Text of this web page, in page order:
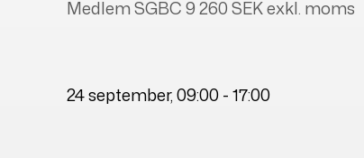
Medlem SGBC9 260 SEK exkl. moms
24 september, 09:00 - 17:00